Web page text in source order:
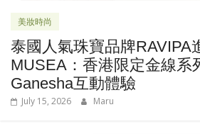
美妝時尚
泰國人氣珠寶品牌RAVIPA
MUSEA：香港限定金線系
Ganesha互動體驗
July 15, 2026 Maru